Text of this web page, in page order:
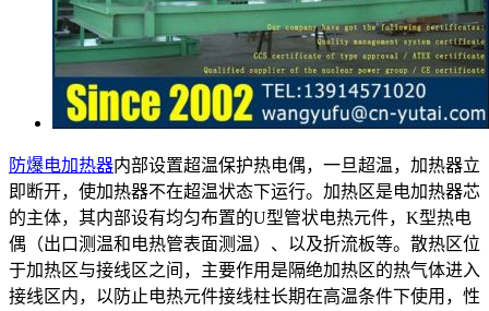
防爆电加热器内部设置超温保护热电偶，一旦超温，加热器立
即断开，使加热器不在超温状态下运行。加热区是电加热器芯
的主体，其内部设有均匀布置的U型管状电热元件，K型热电
偶（出口测温和电热管表面测温）、以及折流板等。散热区位
于加热区与接线区之间，主要作用是隔绝加热区的热气体进入
接线区内，以防止电热元件接线柱长期在高温条件下使用，性